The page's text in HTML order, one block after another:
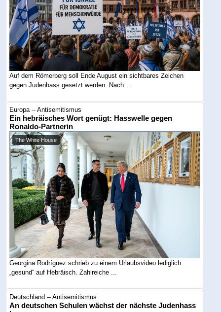
Auf dem Römerberg soll Ende August ein sichtbares Zeichen
gegen Judenhass gesetzt werden. Nach ...
Europa -- Antisemitismus
Ein hebräisches Wort genügt: Hasswelle gegen
Ronaldo-Partnerin
The White House
Georgina Rodríguez schrieb zu einem Urlaubsvideo lediglich
„gesund“ auf Hebräisch. Zahlreiche ...
Deutschland -- Antisemitismus
An deutschen Schulen wächst der nächste Judenhass